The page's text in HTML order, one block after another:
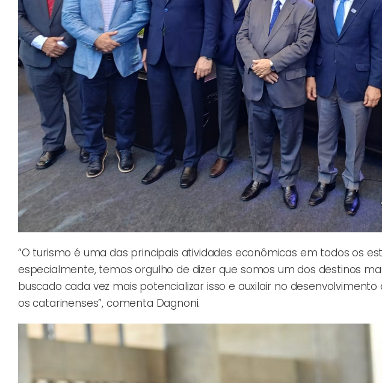
“O turismo é uma das principais atividades econômicas em todos os
especialmente, temos orgulho de dizer que somos um dos destinos
buscado cada vez mais potencializar isso e auxilair no
os catarinenses”, comenta Dagnoni.